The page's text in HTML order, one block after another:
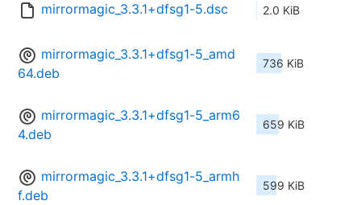
mirrormagic_3.3.1+dfsg1-5.dsc 2.0 KiB
mirrormagic_3.3.1+dfsg1-5_amd
64.deb
736 KiB
mirrormagic_3.3.1+dfsg1-5_arm6
4.deb
659 KiB
mirrormagic_3.3.1+dfsg1-5_armh
f.deb
599 KiB